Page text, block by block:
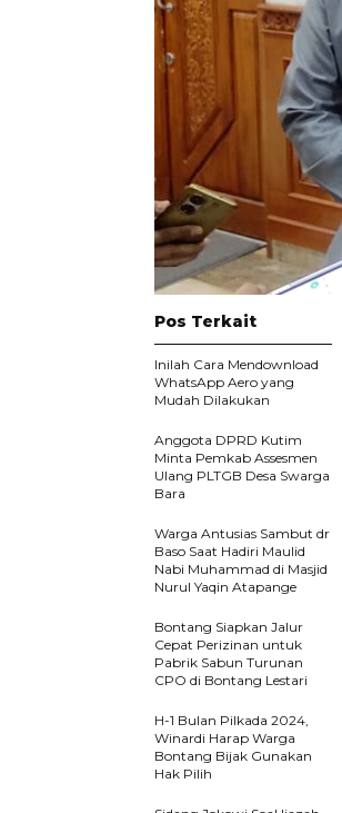
Pos Terkait
Inilah Cara Mendownload
WhatsApp Aero yang
Mudah Dilakukan
Anggota DPRD Kutim
Minta Pemkab Assesmen
Ulang PLTGB Desa Swarga
Bara
Warga Antusias Sambut dr
Baso Saat Hadiri Maulid
Nabi Muhammad di Masjid
Nurul Yaqin Atapange
Bontang Siapkan Jalur
Cepat Perizinan untuk
Pabrik Sabun Turunan
CPO di Bontang Lestari
H-1 Bulan Pilkada 2024,
Winardi Harap Warga
Bontang Bijak Gunakan
Hak Pilih